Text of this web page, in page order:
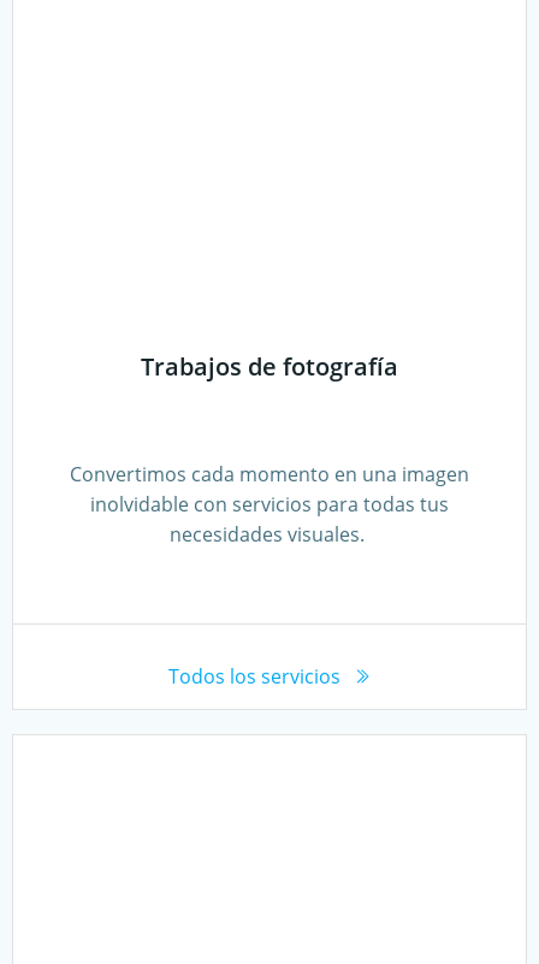
Trabajos de fotografía
Convertimos cada momento en una imagen
inolvidable con servicios para todas tus
necesidades visuales.
Todos los servicios